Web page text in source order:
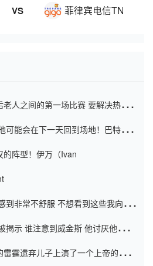
VS 菲律宾电信TNT
人之间的第一场比赛 要解决热情的
可能会在下一天回到场地！巴特勒迈
的阵型！伊万（Ivan
到非常不舒服 不想看到这些我向他
示 谁注意到威金斯 他讨厌他的老
霆遗弃儿子上演了一个上帝的剧